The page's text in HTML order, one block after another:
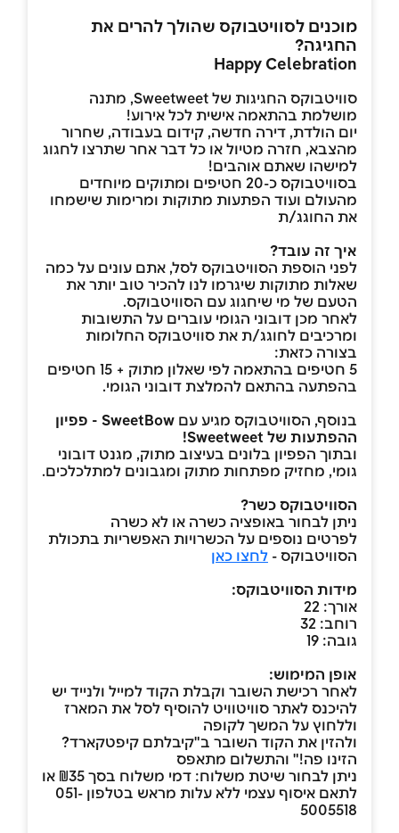
מוכנים לסוויטבוקס שהולך להרים את
החגיגה?
Happy Celebration
סוויטבוקס החגיגות של Sweetweet, מתנה
מושלמת בהתאמה אישית לכל אירוע!
יום הולדת, דירה חדשה, קידום בעבודה, שחרור
מהצבא, חזרה מטיול או כל דבר אחר שתרצו לחגוג
למישהו שאתם אוהבים!
בסוויטבוקס כ-20 חטיפים ומתוקים מיוחדים
מהעולם ועוד הפתעות מתוקות ומרימות שישמחו
את החוגג/ת
איך זה עובד?
לפני הוספת הסוויטבוקס לסל, אתם עונים על כמה
שאלות מתוקות שיגרמו לנו להכיר טוב יותר את
הטעם של מי שיחגוג עם הסוויטבוקס.
לאחר מכן דובוני הגומי עוברים על התשובות
ומרכיבים לחוגג/ת את סוויטבוקס החלומות
בצורה כזאת:
5 חטיפים בהתאמה לפי שאלון מתוק + 15 חטיפים
בהפתעה בהתאם להמלצת דובוני הגומי.
בנוסף, הסוויטבוקס מגיע עם
SweetBow - פפיון
ההפתעות של Sweetweet!
ובתוך הפפיון בלונים בעיצוב מתוק, מגנט דובוני
גומי, מחזיק מפתחות מתוק ומגבונים למתלכלכים.
הסוויטבוקס כשר?
ניתן לבחור באופציה כשרה או לא כשרה
לפרטים נוספים על הכשרויות האפשריות בתכולת
הסוויטבוקס - לחצו כאן
מידות הסוויטבוקס:
אורך: 22
רוחב: 32
גובה: 19
אופן המימוש:
לאחר רכישת השובר וקבלת הקוד למייל ולנייד יש
להיכנס לאתר סוויטוויט להוסיף לסל את המארז
וללחוץ על המשך לקופה
ולהזין את הקוד השובר ב"קיבלתם קיפטקארד?
הזינו פה!" והתשלום מתאפס
ניתן לבחור שיטת משלוח: דמי משלוח בסך ₪35 או
לתאם איסוף עצמי ללא עלות מראש בטלפון 051-
5005518